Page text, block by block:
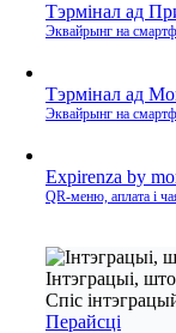
Тэрмінал ад
Эквайрынг на
Тэрмінал ад
Эквайрынг на
Expirenza by
QR‑меню, аплата і
Інтэграцыі,
Спіс
Перайсці